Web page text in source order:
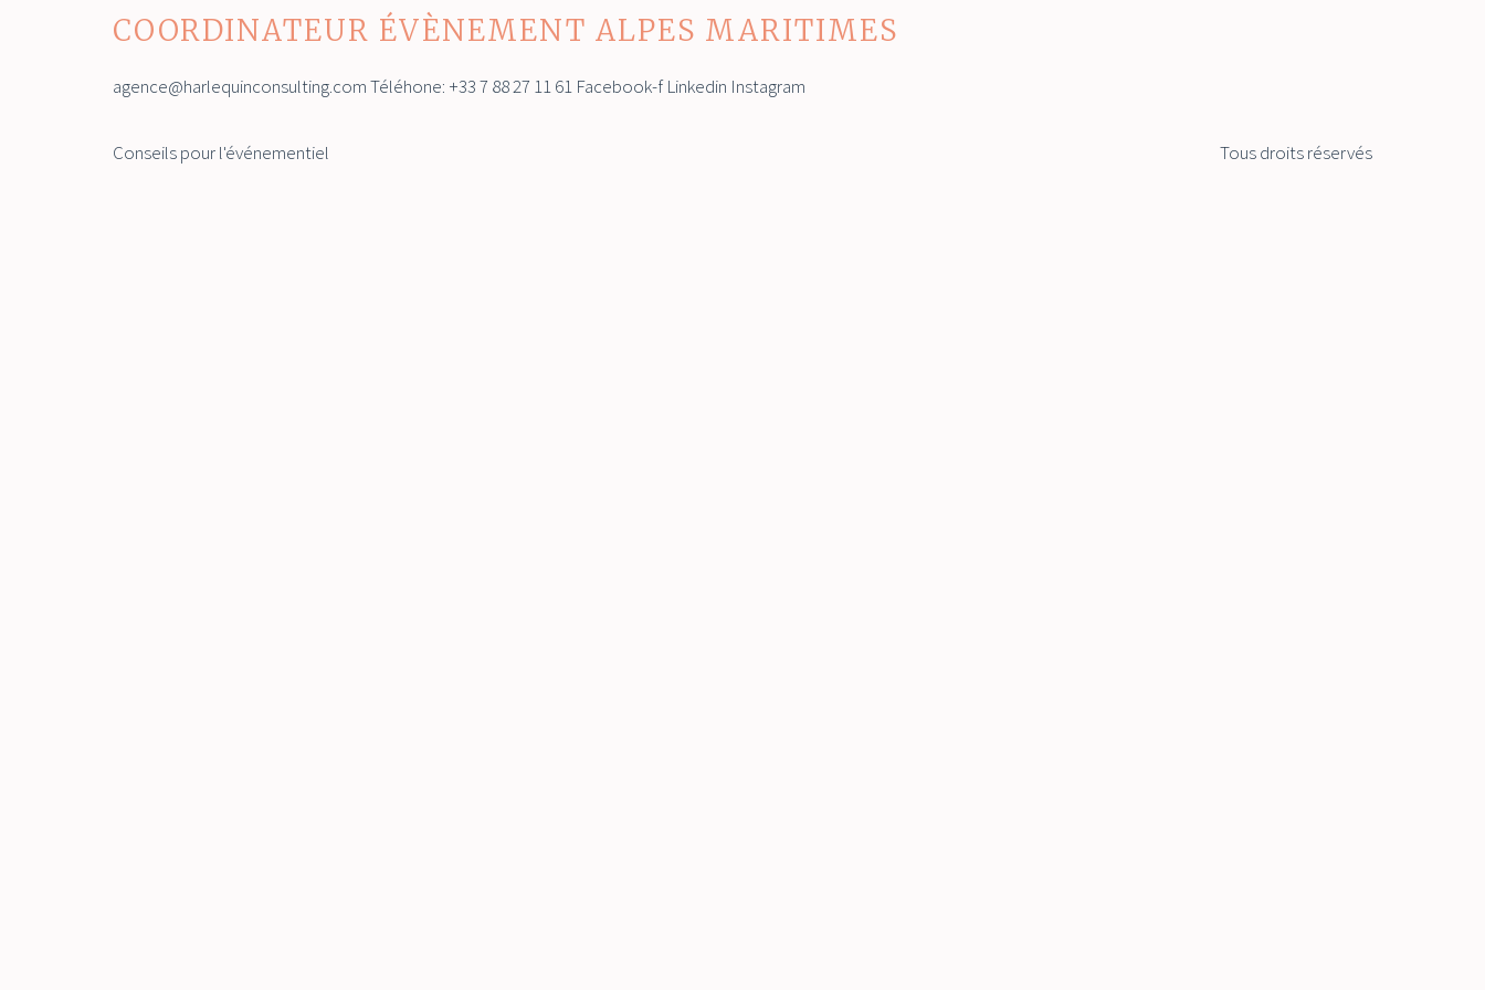
COORDINATEUR ÉVÈNEMENT ALPES MARITIMES
agence@harlequinconsulting.com Téléhone: +33 7 88 27 11 61 Facebook-f Linkedin Instagram
Conseils pour l'événementiel Tous droits réservés